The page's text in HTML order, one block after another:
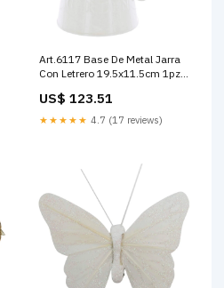
Art.6117 Base De Metal Jarra
Con Letrero 19.5x11.5cm 1pz
US$ 123.51
★★★★★ 4.7 (17 reviews)